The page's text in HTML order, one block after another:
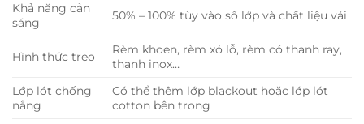
Khả năng cản
sáng
50% – 100% tùy vào số lớp và chất liệu vải
Hình thức treo
Rèm khoen, rèm xỏ lỗ, rèm có thanh ray,
thanh inox…
Lớp lót chống
nắng
Có thể thêm lớp blackout hoặc lớp lót
cotton bên trong